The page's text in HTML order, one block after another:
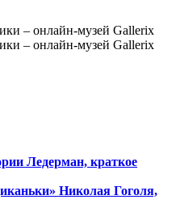
Ледерман, краткое
Николая Гоголя,